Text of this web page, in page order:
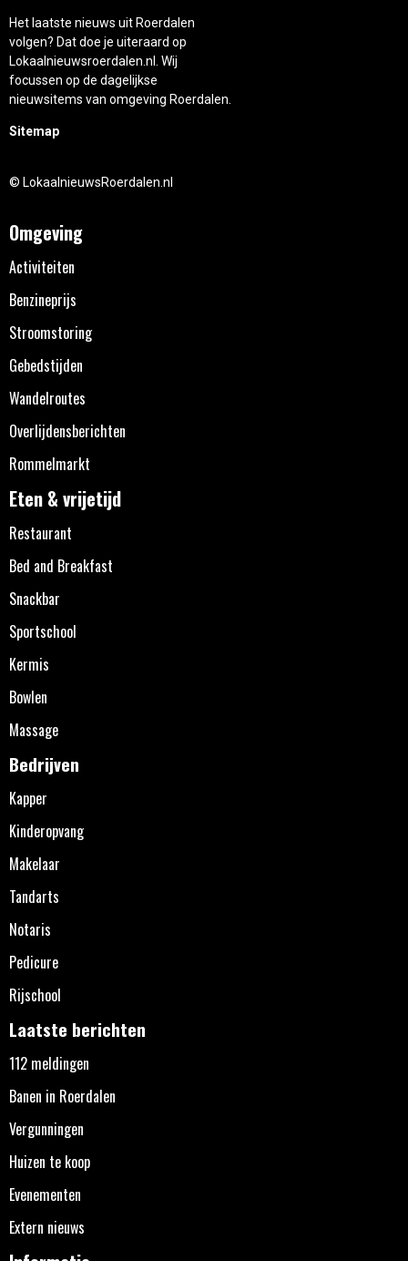
Het laatste nieuws uit Roerdalen
volgen? Dat doe je uiteraard op
Lokaalnieuwsroerdalen.nl. Wij
focussen op de dagelijkse
nieuwsitems van omgeving Roerdalen.
Sitemap
© LokaalnieuwsRoerdalen.nl
Omgeving
Activiteiten
Benzineprijs
Stroomstoring
Gebedstijden
Wandelroutes
Overlijdensberichten
Rommelmarkt
Eten & vrijetijd
Restaurant
Bed and Breakfast
Snackbar
Sportschool
Kermis
Bowlen
Massage
Bedrijven
Kapper
Kinderopvang
Makelaar
Tandarts
Notaris
Pedicure
Rijschool
Laatste berichten
112 meldingen
Banen in Roerdalen
Vergunningen
Huizen te koop
Evenementen
Extern nieuws